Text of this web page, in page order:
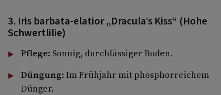
3. Iris barbata-elatior „Dracula's Kiss“ (Hohe
Schwertlilie)
Pflege: Sonnig, durchlässiger Boden.
Düngung: Im Frühjahr mit phosphorreichem
Dünger.